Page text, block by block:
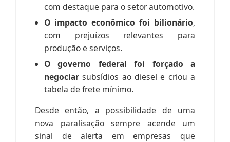
com destaque para o setor automotivo.
O impacto econômico foi bilionário,
com prejuízos relevantes para
produção e serviços.
O governo federal foi forçado a
negociar subsídios ao diesel e criou a
tabela de frete mínimo.
Desde então, a possibilidade de uma
nova paralisação sempre acende um
sinal de alerta em empresas que